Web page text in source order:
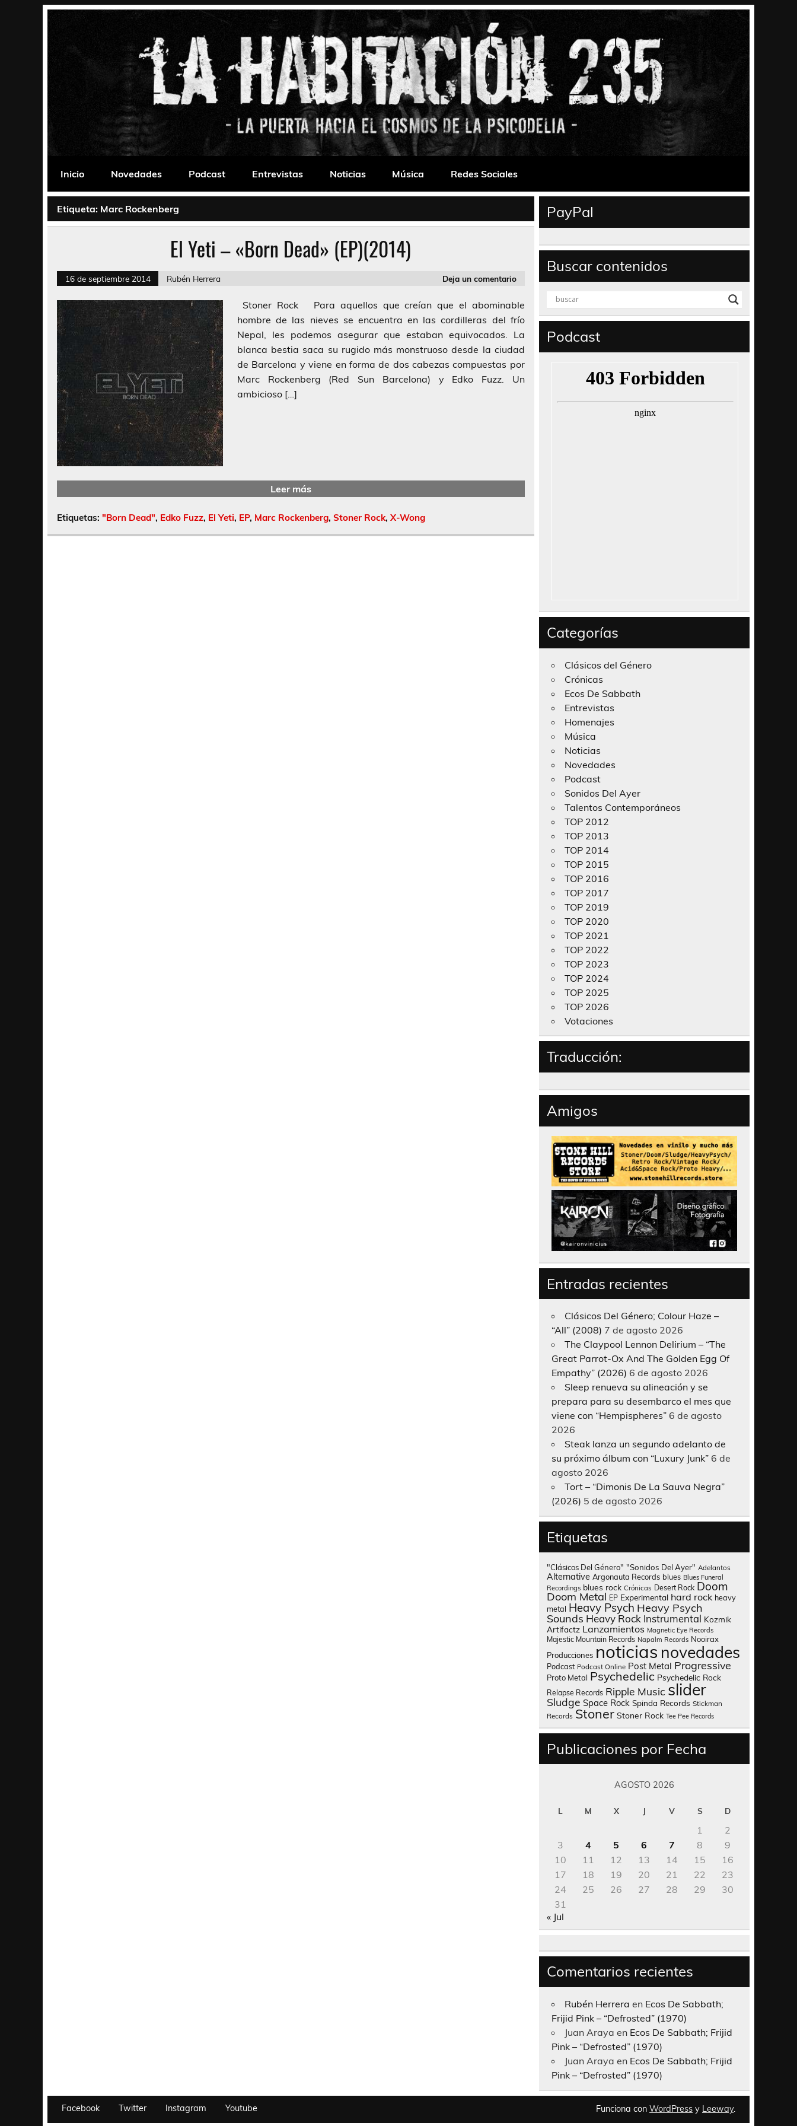
La Habitación 235
Inicio
Novedades Podcast Entrevistas Noticias Música Redes Sociales
Etiqueta: Marc Rockenberg
El Yeti – «Born Dead» (EP)(2014)
16 de septiembre 2014 Rubén Herrera Deja un comentario
Stoner Rock Para aquellos que creían que el abominable
hombre de las nieves se encuentra en las cordilleras del frío
Nepal, les podemos asegurar que estaban equivocados. La
blanca bestia saca su rugido más monstruoso desde la ciudad
de Barcelona y viene en forma de dos cabezas compuestas por
Marc Rockenberg (Red Sun Barcelona) y Edko Fuzz. Un
ambicioso […]
Leer más
Etiquetas: "Born Dead", Edko Fuzz, El Yeti, EP, Marc Rockenberg, Stoner Rock, X-Wong
PayPal
Buscar contenidos
Podcast
Categorías
Clásicos del Género
Crónicas
Ecos De Sabbath
Entrevistas
Homenajes
Música
Noticias
Novedades
Podcast
Sonidos Del Ayer
Talentos Contemporáneos
TOP 2012
TOP 2013
TOP 2014
TOP 2015
TOP 2016
TOP 2017
TOP 2019
TOP 2020
TOP 2021
TOP 2022
TOP 2023
TOP 2024
TOP 2025
TOP 2026
Votaciones
Traducción:
Amigos
Entradas recientes
Clásicos Del Género; Colour Haze –
“All” (2008) 7 de agosto 2026
The Claypool Lennon Delirium – “The
Great Parrot-Ox And The Golden Egg Of
Empathy” (2026) 6 de agosto 2026
Sleep renueva su alineación y se
prepara para su desembarco el mes que
viene con “Hempispheres” 6 de agosto
2026
Steak lanza un segundo adelanto de
su próximo álbum con “Luxury Junk” 6 de
agosto 2026
Tort – “Dimonis De La Sauva Negra”
(2026) 5 de agosto 2026
Etiquetas
"Clásicos Del Género" "Sonidos Del Ayer" Adelantos
Alternative Argonauta Records blues Blues Funeral
Recordings blues rock Crónicas Desert Rock Doom
Doom Metal EP Experimental hard rock heavy
metal Heavy Psych Heavy Psych
Sounds Heavy Rock Instrumental Kozmik
Artifactz Lanzamientos Magnetic Eye Records
Majestic Mountain Records Napalm Records Nooirax
Producciones noticias novedades
Podcast Podcast Online Post Metal Progressive
Proto Metal Psychedelic Psychedelic Rock
Relapse Records Ripple Music slider
Sludge Space Rock Spinda Records Stickman
Records Stoner Stoner Rock Tee Pee Records
Publicaciones por Fecha
AGOSTO 2026
L M X J V S D
1
2
3
4 5 6 7 8
9
10
11 12 13 14 15
16
17
18 19 20 21 22
23
24
25 26 27 28 29
30
31
« Jul
Comentarios recientes
Rubén Herrera en Ecos De Sabbath;
Frijid Pink – “Defrosted” (1970)
Juan Araya en Ecos De Sabbath; Frijid
Pink – “Defrosted” (1970)
Juan Araya en Ecos De Sabbath; Frijid
Pink – “Defrosted” (1970)
Facebook Twitter Instagram Youtube Funciona con WordPress y Leeway.